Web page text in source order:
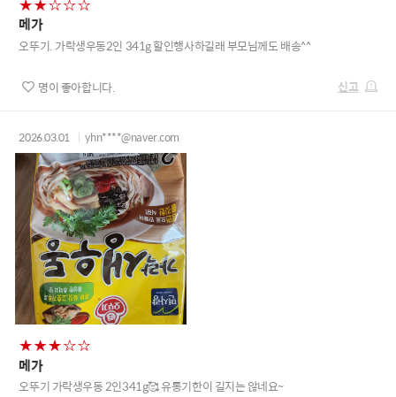
메가
오뚜기. 가락생우동2인 341g 할인행사하길래 부모님께도 배송^^
명이 좋아합니다. 신고
2026.03.01 yhn****@naver.com
메가
오뚜기 가락생우동 2인341g🥰 유통기한이 길지는 않네요~